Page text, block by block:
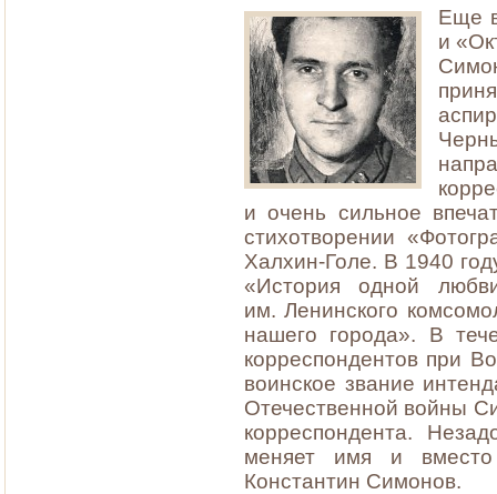
Еще
и
и очень сильное
стихотворении
Халхин-Голе. В 1940
«История одной
им. Ленинского
нашего города». В
корреспондентов при
воинское звание
Отечественной войны
корреспондента.
меняет имя и
Константин Симонов.